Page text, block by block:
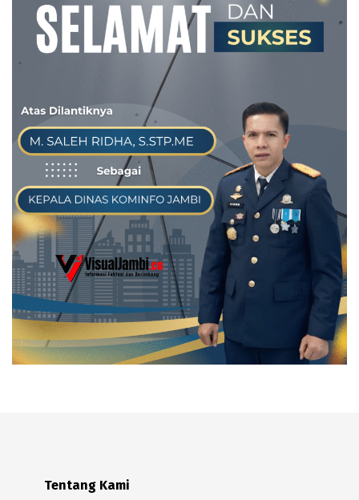
Tentang Kami